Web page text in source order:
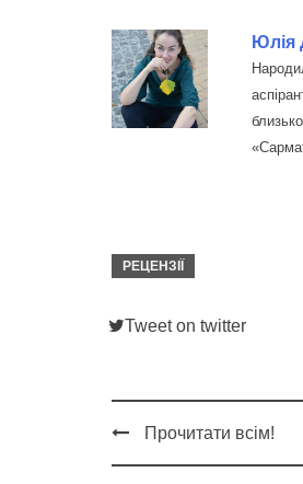
Юлія
РЕЦЕНЗІЇ
Tweet on twitter
Post
Прочитати всім!